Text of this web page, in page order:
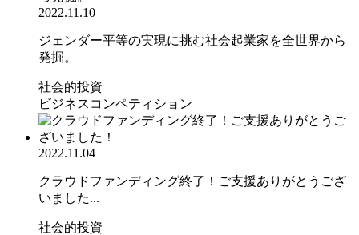
2022.11.10
ジェンダー平等の実現に挑む社会起業家を全世界から
発掘。
社会的投資
ビジネスコンペティション
2022.11.04
クラウドファンディング終了！ご支援ありがとうござ
いました...
社会的投資